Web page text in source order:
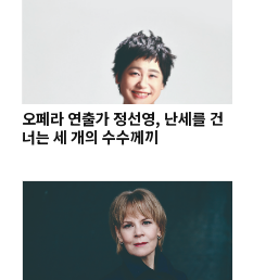
오페라 연출가 정선영, 난세를 건
너는 세 개의 수수께끼